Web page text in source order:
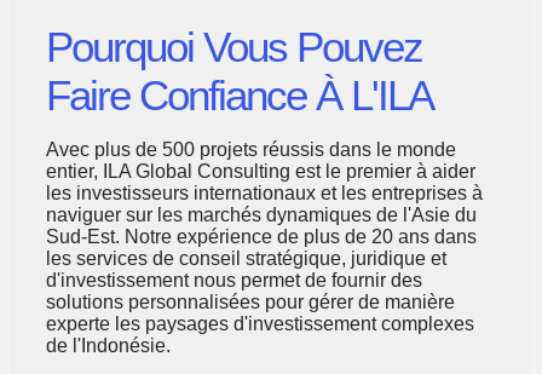
Pourquoi Vous Pouvez
Faire Confiance À L'ILA
Avec plus de 500 projets réussis dans le monde
entier, ILA Global Consulting est le premier à aider
les investisseurs internationaux et les entreprises à
naviguer sur les marchés dynamiques de l'Asie du
Sud-Est. Notre expérience de plus de 20 ans dans
les services de conseil stratégique, juridique et
d'investissement nous permet de fournir des
solutions personnalisées pour gérer de manière
experte les paysages d'investissement complexes
de l'Indonésie.